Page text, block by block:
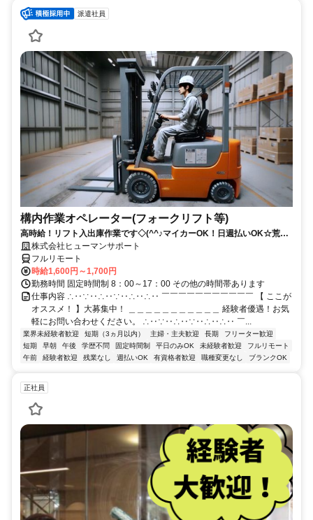
派遣社員
構内作業オペレーター(フォークリフト等)
高時給！リフト入出庫作業です◇(^^♪マイカーOK！日週払いOK☆荒本
駅★【シゴト№0619】
株式会社ヒューマンサポート
フルリモート
時給1,600円～1,700円
勤務時間 固定時間制 8：00～17：00 その他の時間帯あります
仕事内容 ∴‥∵‥∴‥∵‥∴‥∴‥ ￣￣￣￣￣￣￣￣￣￣￣ 【 ここが
オススメ！ 】大募集中！ ＿＿＿＿＿＿＿＿＿＿＿ 経験者優遇！お気
軽にお問い合わせください。 ∴‥∵‥∴‥∵‥∴‥∴‥ ￣...
業界未経験者歓迎 短期（3ヵ月以内） 主婦・主夫歓迎 長期
フリーター歓迎
短期
早朝 午後 学歴不問 固定時間制 平日のみOK 未経験者歓迎
フルリモート
午前
経験者歓迎 残業なし 週払いOK 有資格者歓迎 職種変更なし ブランクOK
正社員